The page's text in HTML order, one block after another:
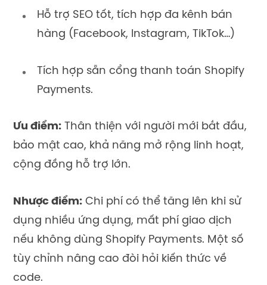
Hỗ trợ SEO tốt, tích hợp đa kênh bán
hàng (Facebook, Instagram, TikTok…)
Tích hợp sẵn cổng thanh toán Shopify
Payments.
Ưu điểm: Thân thiện với người mới bắt đầu,
bảo mật cao, khả năng mở rộng linh hoạt,
cộng đồng hỗ trợ lớn.
Nhược điểm: Chi phí có thể tăng lên khi sử
dụng nhiều ứng dụng, mất phí giao dịch
nếu không dùng Shopify Payments. Một số
tùy chỉnh nâng cao đòi hỏi kiến thức về
code.